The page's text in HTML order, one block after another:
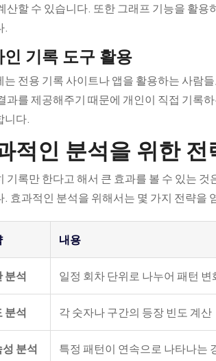
산할 수 있습니다. 또한 그래프 기능을 활용
.
인 기록 도구 활용
는 전용 기록 사이트나 앱을 활용하는 사람
과를 제공해주기 때문에 개인이 직접 기록
니다.
적인 분석을 위한 전
기록만 한다고 해서 큰 효과를 볼 수 있는
. 효과적인 분석을 위해서는 몇 가지 전략을
내용
분석 일정 회차 단위로 나누어 패턴 변
분석 각 숫자나 구간의 등장 빈도 계산
분석 특정 패턴이 연속으로 나타나는